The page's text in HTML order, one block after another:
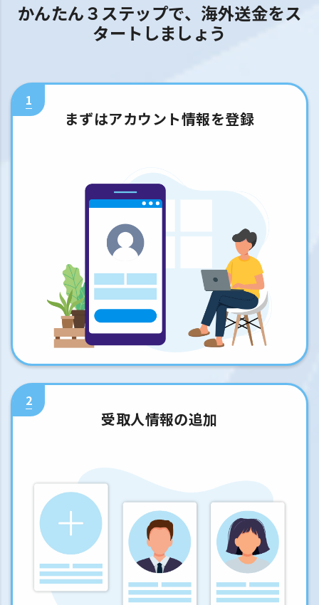
かんたん３ステップで、海外送金をス
タートしましょう
1
まずはアカウント情報を登録
2
受取人情報の追加